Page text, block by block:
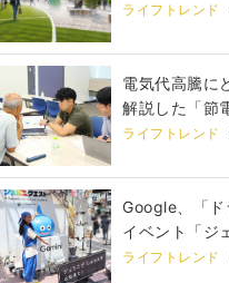
ライフトレンド
電気代高騰に
解説した「節
ライフトレンド
Google、「
イベント「ジ
ライフトレンド